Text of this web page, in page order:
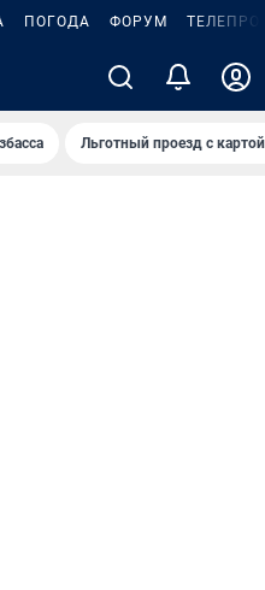
ПОГОДА ФОРУМ
Льготный проезд с